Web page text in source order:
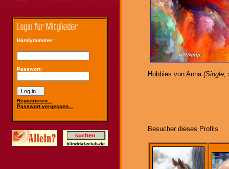
Handynummer:
Passwort:
Registrieren...
Passwort vergessen...
Hobbies von Anna (Single,
Besucher dieses Profils